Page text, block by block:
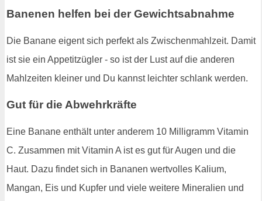
Banenen helfen bei der Gewichtsabnahme
Die Banane eigent sich perfekt als Zwischenmahlzeit. Damit
ist sie ein Appetitzügler - so ist der Lust auf die anderen
Mahlzeiten kleiner und Du kannst leichter schlank werden.
Gut für die Abwehrkräfte
Eine Banane enthält unter anderem 10 Milligramm Vitamin
C. Zusammen mit Vitamin A ist es gut für Augen und die
Haut. Dazu findet sich in Bananen wertvolles Kalium,
Mangan, Eis und Kupfer und viele weitere Mineralien und